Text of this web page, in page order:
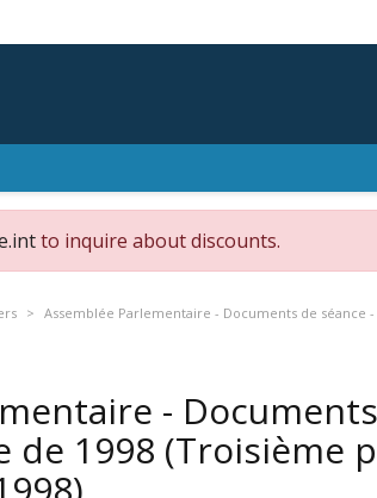
to inquire about discounts.
Assemblée Parlementaire - Documents de séance
-
de 1998 (Troisième